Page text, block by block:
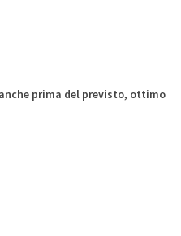
prima del previsto, ottimo